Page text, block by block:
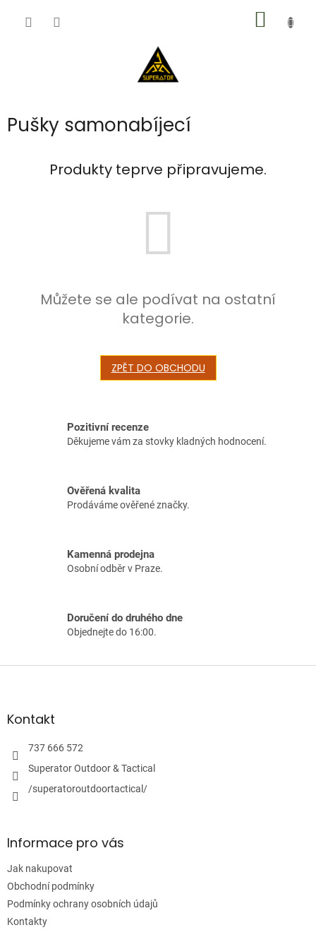
Pušky samonabíjecí
Produkty teprve připravujeme.
Můžete se ale podívat na ostatní
kategorie.
ZPĚT DO OBCHODU
Pozitivní recenze
Děkujeme vám za stovky kladných hodnocení.
Ověřená kvalita
Prodáváme ověřené značky.
Kamenná prodejna
Osobní odběr v Praze.
Doručení do druhého dne
Objednejte do 16:00.
Z
aKontakt
737 666 572
Superator Outdoor & Tactical
/superatoroutdoortactical/
Informace pro vás
Jak nakupovat
Obchodní podmínky
Podmínky ochrany osobních údajů
Kontakty